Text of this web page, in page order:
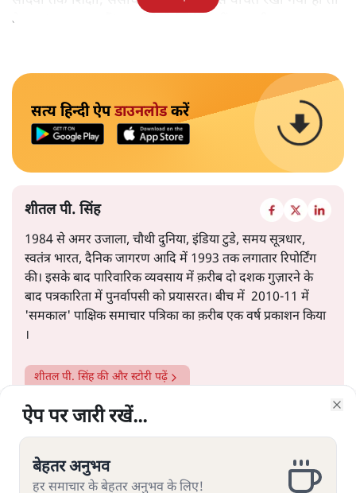
केवल ‘सब बराबर हैं’ कह देने से स्थिति नहीं बदलती।
सत्य हिन्दी ऐपडाउनलोडकरें
शीतल पी. सिंह
1984 से अमर उजाला, चौथी दुनिया, इंडिया टुडे, समय सूत्रधार,
स्वतंत्र भारत, दैनिक जागरण आदि में 1993 तक लगातार रिपोर्टिंग
की। इसके बाद पारिवारिक व्यवसाय में क़रीब दो दशक गुज़ारने के
बाद पत्रकारिता में पुनर्वापसी को प्रयासरत। बीच में 2010-11 में
'समकाल' पाक्षिक समाचार पत्रिका का क़रीब एक वर्ष प्रकाशन किया
।
शीतल पी. सिंहकी और स्टोरी पढ़ें
ऐप पर जारी रखें...
बेहतर अनुभव
हर समाचार के बेहतर अनुभव के लिए!
ऐप पर जारी रखें...
बेहतर अनुभव
हर समाचार के बेहतर अनुभव के लिए!
ऐप पर जारी रखें...
बेहतर अनुभव
हर समाचार के बेहतर अनुभव के लिए!
ऐप पर जारी रखें...
बेहतर अनुभव
हर समाचार के बेहतर अनुभव के लिए!
ऐप पर जारी रखें...
बेहतर अनुभव
हर समाचार के बेहतर अनुभव के लिए!
ऐप पर जारी रखें...
बेहतर अनुभव
हर समाचार के बेहतर अनुभव के लिए!
ऐप पर जारी रखें...
बेहतर अनुभव
हर समाचार के बेहतर अनुभव के लिए!